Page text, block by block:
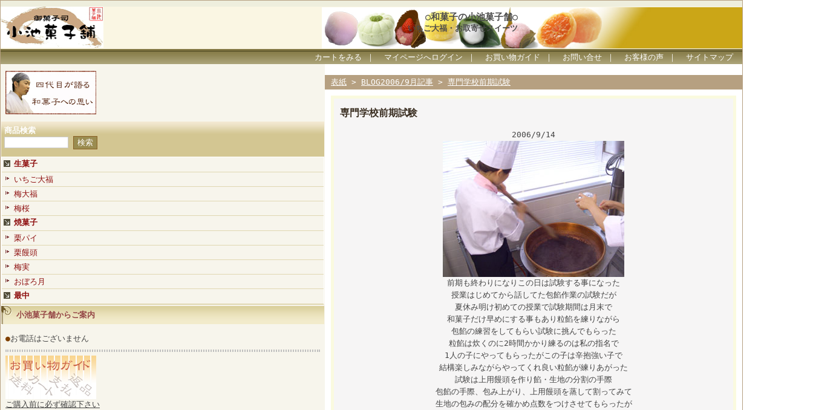
○和菓子の小池菓子舗○
いちご大福・お取寄せスイーツ
カートをみる ｜ マイページへログイン ｜ お買い物ガイド ｜ お問い合せ ｜ お客様の声 ｜ サイトマップ
商品検索
生菓子
いちご大福
梅大福
梅桜
焼菓子
栗パイ
栗饅頭
梅実
おぼろ月
最中
小池菓子舗からご案内
●お電話はございません
ご購入前に必ず確認下さい
表紙 > BLOG2006/9月記事 > 専門学校前期試験
専門学校前期試験
2006/9/14
前期も終わりになりこの日は試験する事になった
授業はじめてから話してた包餡作業の試験だが
夏休み明け初めての授業で試験期間は月末で
和菓子だけ早めにする事もあり粒餡を練りながら
包餡の練習をしてもらい試験に挑んでもらった
粒餡は炊くのに2時間かかり練るのは私の指名で
1人の子にやってもらったがこの子は辛抱強い子で
結構楽しみながらやってくれ良い粒餡が練りあがった
試験は上用饅頭を作り餡・生地の分割の手際
包餡の手際、包み上がり、上用饅頭を蒸して割ってみて
生地の包みの配分を確かめ点数をつけさせてもらったが